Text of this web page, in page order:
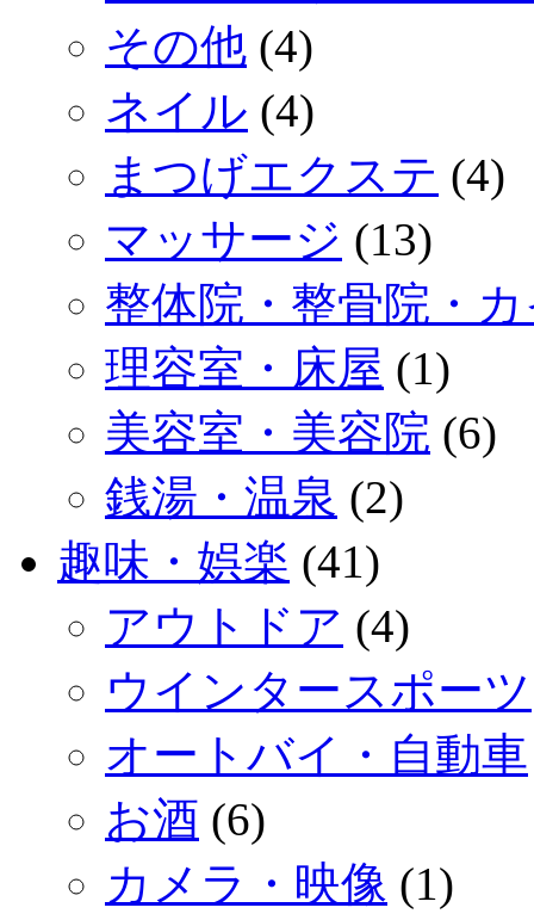
その他 (4)
ネイル (4)
まつげエクステ (4)
マッサージ (13)
整体院・整骨院・
理容室・床屋 (1)
美容室・美容院 (6)
銭湯・温泉 (2)
趣味・娯楽 (41)
アウトドア (4)
ウインタースポーツ
オートバイ・自動車
お酒 (6)
カメラ・映像 (1)